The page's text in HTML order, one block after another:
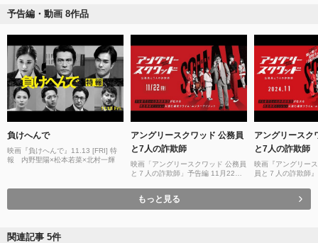
予告編・動画 8作品
負けへんで
映画『負けへんで』11.13 [FRI] 特
報 内野聖陽×松本若菜×北村一輝
アングリースクワッド 公務員
と7人の詐欺師
映画「アングリースクワッド 公務員
と７人の詐欺師」予告編 11月22日
アングリースク
と7人の詐欺師
映画『アングリー
員と７人の詐欺師
もっと見る
関連記事 5件